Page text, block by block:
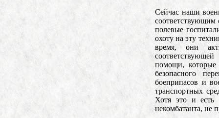
Сейчас наши
соответствующим
полевые
охоту на эту
время, они
помощи,
безопасного
боеприпасов и
транспортных
Хотя это и есть
некомбатанта, не